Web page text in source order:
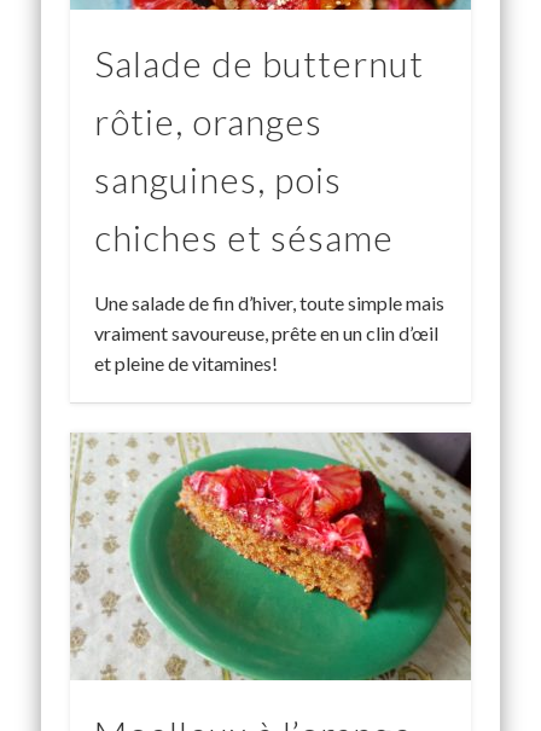
Salade de butternut
rôtie, oranges
sanguines, pois
chiches et sésame
Une salade de fin d’hiver, toute simple mais
vraiment savoureuse, prête en un clin d’œil
et pleine de vitamines!